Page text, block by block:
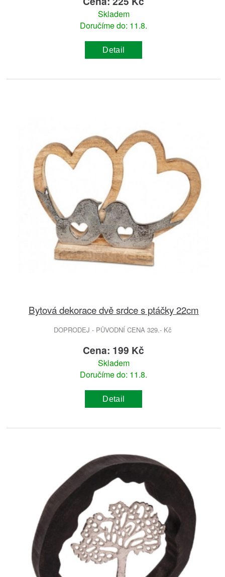
Skladem
Doručíme do: 11.8.
Detail
Bytová dekorace dvě srdce s ptáčky 22cm
DOPRODEJ - PŮVODNÍ CENA 329.- Kč
Cena: 199 Kč
Skladem
Doručíme do: 11.8.
Detail